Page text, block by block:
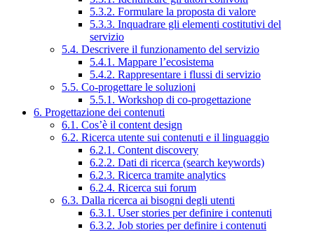
5.3.2. Formulare la proposta di valore
5.3.3. Inquadrare gli elementi costitutivi del
servizio
5.4. Descrivere il funzionamento del servizio
5.4.1. Mappare l’ecosistema
5.4.2. Rappresentare i flussi di servizio
5.5. Co-progettare le soluzioni
5.5.1. Workshop di co-progettazione
6. Progettazione dei contenuti
6.1. Cos’è il content design
6.2. Ricerca utente sui contenuti e il linguaggio
6.2.1. Content discovery
6.2.2. Dati di ricerca (search keywords)
6.2.3. Ricerca tramite analytics
6.2.4. Ricerca sui forum
6.3. Dalla ricerca ai bisogni degli utenti
6.3.1. User stories per definire i contenuti
6.3.2. Job stories per definire i contenuti